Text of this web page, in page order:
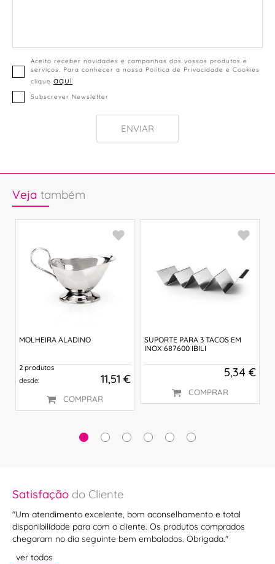
Aceito receber novidades e campanhas dos vossos produtos e
serviços. Para conhecer a nossa Política de Privacidade e Cookies
clique aqui.
Subscrever Newsletter
ENVIAR
Veja também
MOLHEIRA ALADINO
2 produtos
desde:
11,51 €
COMPRAR
SUPORTE PARA 3 TACOS EM
INOX 687600 IBILI
5,34 €
COMPRAR
Satisfação do Cliente
"Um atendimento excelente, bom aconselhamento e total
disponibilidade para com o cliente. Os produtos comprados
chegaram no dia seguinte bem embalados. Obrigada."
ver todos